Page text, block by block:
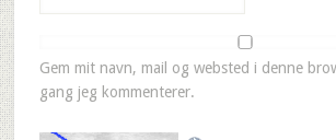
Gem mit navn, mail og websted i denne
gang jeg kommenterer.